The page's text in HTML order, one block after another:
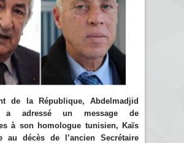
de la République, Abdelmadjid
a adressé un message de
à son homologue tunisien, Kaïs
au décès de l’ancien Secrétaire